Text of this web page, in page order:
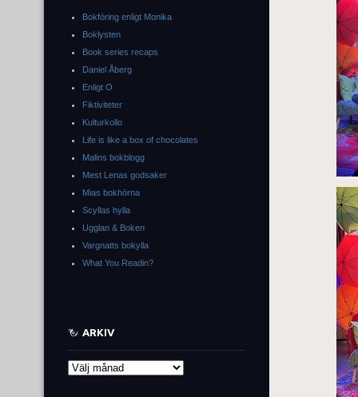
Bokföring enligt Monika
Boklysten
Book series recaps
Daniel Åberg
Enligt O
Fiktiviteter
Kulturkollo
Life is like a box of chocolates
Malins bokblogg
Mest Lenas godsaker
Mias bokhörna
Scyllas hylla
Ugglan & Boken
Vargnatts bokylla
What You Readin?
ARKIV
Arkiv